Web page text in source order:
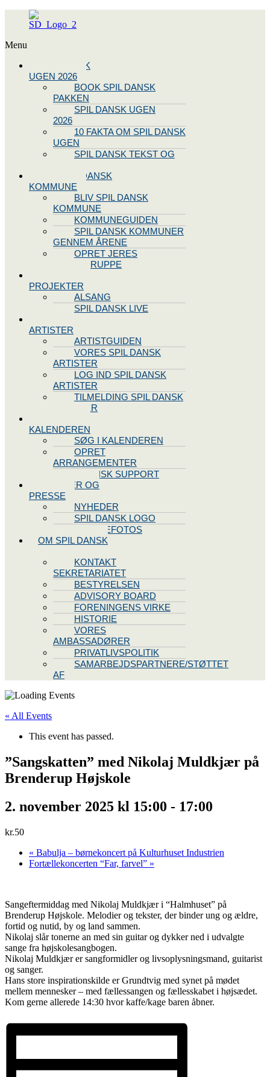
Menu
SPIL DANSK
UGEN 2026
BOOK SPIL DANSK
PAKKEN
SPIL DANSK UGEN
2026
10 FAKTA OM SPIL DANSK
UGEN
SPIL DANSK TEKST OG
BLIV SPIL DANSK
KOMMUNE
BLIV SPIL DANSK
KOMMUNE
KOMMUNEGUIDEN
SPIL DANSK KOMMUNER
GENNEM ÅRENE
OPRET JERES
STYREGRUPPE
PROJEKTER
ALSANG
SPIL DANSK LIVE
ARTISTER
ARTISTGUIDEN
VORES SPIL DANSK
ARTISTER
LOG IND SPIL DANSK
ARTISTER
TILMELDING SPIL DANSK
ARTISTER
KALENDEREN
SØG I KALENDEREN
OPRET
ARRANGEMENTER
TEKNISK SUPPORT
NYHEDER OG
PRESSE
NYHEDER
SPIL DANSK LOGO
PRESSEFOTOS
OM SPIL DANSK
KONTAKT
SEKRETARIATET
BESTYRELSEN
ADVISORY BOARD
FORENINGENS VIRKE
HISTORIE
VORES
AMBASSADØRER
PRIVATLIVSPOLITIK
SAMARBEJDSPARTNERE/STØTTET
AF
« All Events
This event has passed.
”Sangskatten” med Nikolaj Muldkjær på
Brenderup Højskole
2. november 2025 kl 15:00 - 17:00
kr.50
« Babulja – børnekoncert på Kulturhuset Industrien
Fortællekoncerten “Far, farvel” »
Sangeftermiddag med Nikolaj Muldkjær i “Halmhuset” på
Brenderup Højskole. Melodier og tekster, der binder ung og ældre,
fortid og nutid, by og land sammen.
Nikolaj slår tonerne an med sin guitar og dykker ned i udvalgte
sange fra højskolesangbogen.
Nikolaj Muldkjær er sangformidler og livsoplysningsmand, guitarist
og sanger.
Hans store inspirationskilde er Grundtvig med synet på mødet
mellem mennesker – med fællessangen og fællesskabet i højsædet.
Kom gerne allerede 14:30 hvor kaffe/kage baren åbner.